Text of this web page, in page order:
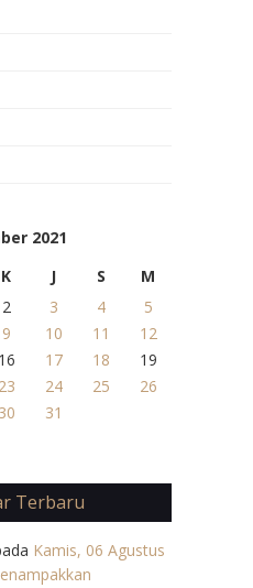
2021
K J S
M
2 3 4
5
9 10 11
12
16 17 18
19
23 24 25
26
30
31
Terbaru
Kamis, 06 Agustus